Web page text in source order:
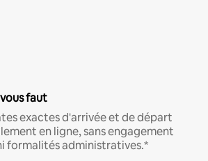
faut
exactes d'arrivée et de départ
en ligne, sans engagement
formalités administratives.*